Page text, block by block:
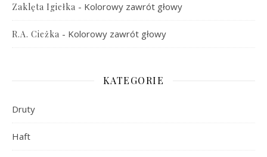
Zaklęta Igiełka - Kolorowy zawrót głowy
R.A. Cieżka - Kolorowy zawrót głowy
KATEGORIE
Druty
Haft